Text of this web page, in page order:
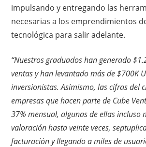
impulsando y entregando las
necesarias a los emprendimientos
tecnológica para salir adelante.
“Nuestros graduados han generado
ventas y han levantado más de $700K
inversionistas. Asimismo, las cifras del
empresas que hacen parte de Cube
37% mensual, algunas de ellas incluso
valoración hasta veinte veces,
facturación y llegando a miles de